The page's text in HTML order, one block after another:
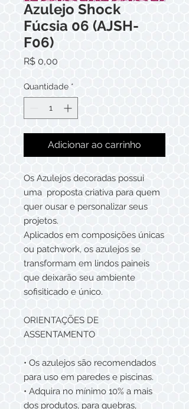
Azulejo Shock
Fúcsia 06 (AJSH-
F06)
R$ 0,00
Quantidade *
Adicionar ao carrinho
Os Azulejos decoradas possui
uma proposta criativa para quem
quer ousar e personalizar seus
projetos.
Aplicados em composições únicas
ou patchwork, os azulejos se
transformam em lindos paineis
que deixarão seu ambiente
sofisiticado e único.
ORIENTAÇÕES DE
ASSENTAMENTO
• Os azulejos são recomendados
para uso em paredes e piscinas.
• Adquira no mínimo 10% a mais
dos produtos, para quebras,